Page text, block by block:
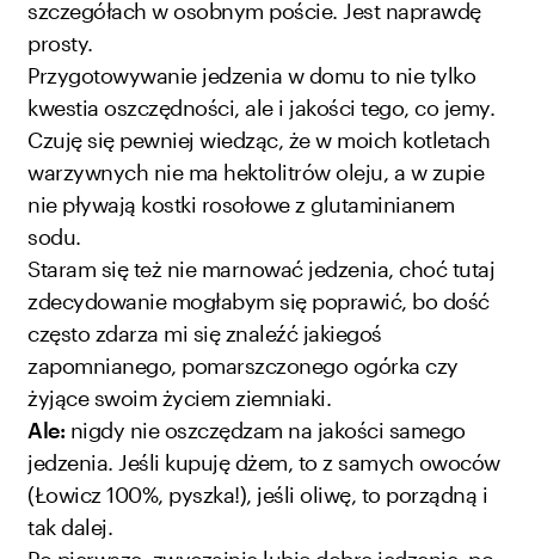
szczegółach w osobnym poście. Jest naprawdę
prosty.
Przygotowywanie jedzenia w domu to nie tylko
kwestia oszczędności, ale i jakości tego, co jemy.
Czuję się pewniej wiedząc, że w moich kotletach
warzywnych nie ma hektolitrów oleju, a w zupie
nie pływają kostki rosołowe z glutaminianem
sodu.
Staram się też nie marnować jedzenia, choć tutaj
zdecydowanie mogłabym się poprawić, bo dość
często zdarza mi się znaleźć jakiegoś
zapomnianego, pomarszczonego ogórka czy
żyjące swoim życiem ziemniaki.
Ale: nigdy nie oszczędzam na jakości samego
jedzenia. Jeśli kupuję dżem, to z samych owoców
(Łowicz 100%, pyszka!), jeśli oliwę, to porządną i
tak dalej.